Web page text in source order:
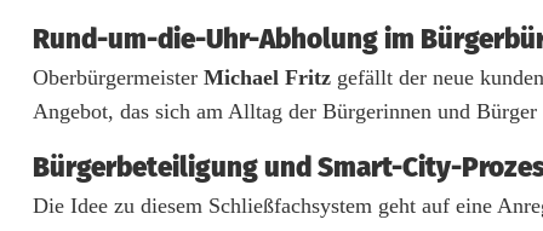
u
m
e
n
Rund-um-die-Uhr-Abholung im
Oberbürgermeister Michael Fritz gefällt der neue
Angebot, das sich am Alltag der Bürgerinnen und
Bürgerbeteiligung und Smart-City-
Die Idee zu diesem Schließfachsystem geht auf eine